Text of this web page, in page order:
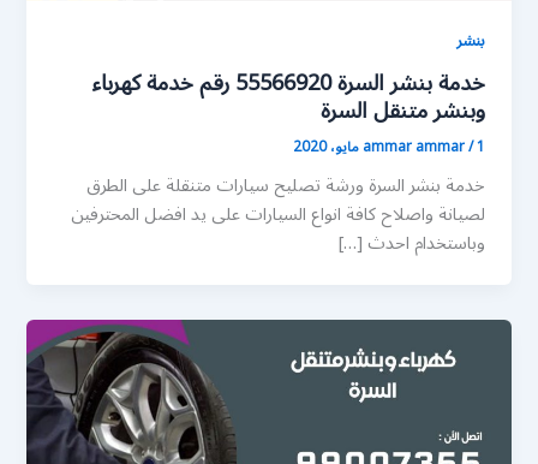
بنشر
خدمة بنشر السرة 55566920 رقم خدمة كهرباء
وبنشر متنقل السرة
ammar ammar/1 مايو، 2020
خدمة بنشر السرة ورشة تصليح سيارات متنقلة على الطرق
لصيانة واصلاح كافة انواع السيارات على يد افضل المحترفين
وباستخدام احدث […]